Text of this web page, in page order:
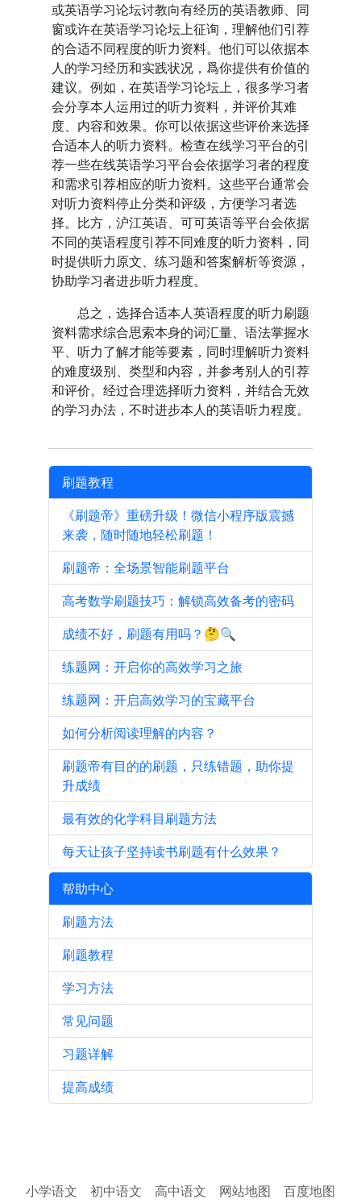
或英语学习论坛讨教向有经历的英语教师、同
窗或许在英语学习论坛上征询，理解他们引荐
的合适不同程度的听力资料。他们可以依据本
人的学习经历和实践状况，爲你提供有价值的
建议。例如，在英语学习论坛上，很多学习者
会分享本人运用过的听力资料，并评价其难
度、内容和效果。你可以依据这些评价来选择
合适本人的听力资料。检查在线学习平台的引
荐一些在线英语学习平台会依据学习者的程度
和需求引荐相应的听力资料。这些平台通常会
对听力资料停止分类和评级，方便学习者选
择。比方，沪江英语、可可英语等平台会依据
不同的英语程度引荐不同难度的听力资料，同
时提供听力原文、练习题和答案解析等资源，
协助学习者进步听力程度。
总之，选择合适本人英语程度的听力刷题
资料需求综合思索本身的词汇量、语法掌握水
平、听力了解才能等要素，同时理解听力资料
的难度级别、类型和内容，并参考别人的引荐
和评价。经过合理选择听力资料，并结合无效
的学习办法，不时进步本人的英语听力程度。
刷题教程
《刷题帝》重磅升级！微信小程序版震撼
来袭，随时随地轻松刷题！
刷题帝：全场景智能刷题平台
高考数学刷题技巧：解锁高效备考的密码
成绩不好，刷题有用吗？🤔🔍
练题网：开启你的高效学习之旅
练题网：开启高效学习的宝藏平台
如何分析阅读理解的内容？
刷题帝有目的的刷题，只练错题，助你提
升成绩
最有效的化学科目刷题方法
每天让孩子坚持读书刷题有什么效果？
帮助中心
刷题方法
刷题教程
学习方法
常见问题
习题详解
提高成绩
小学语文 初中语文 高中语文 网站地图 百度地图